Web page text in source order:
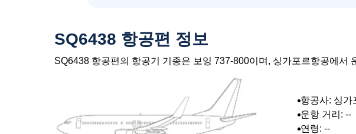
SQ6438 항공편 정보
SQ6438 항공편의 항공기 기종은 보잉 737-800이며, 싱가포르항공에서
항공사: 싱가
운항 거리: --
연령: --